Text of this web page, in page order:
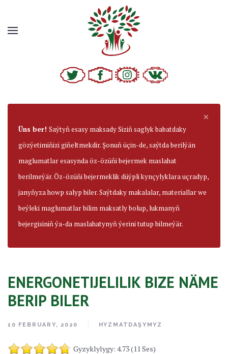
×
Üns ber! Saýtyň esasy maksady Siziň saglyk babatdaky
gözýetimiňizi giňeltmekdir. Şonuň üçin-de, saýtda berilýän
maglumatlar esasynda öz-özüňi bejermek maslahat
berilmeýär. Öz-özüňi bejermeklik düýpli kynçylyklara uçradyp,
janyňyza howp salyp biler. Saýtdaky makalalar, materiallar we
beýleki maglumatlar bilim maksatly bolup, lukmanyň
bejergisiniň ýa-da maslahatynyň ýerini tutup bilmeýär.
ENERGONETIJELILIK BIZE NÄME
BERIP BILER
10 FEBRUARY, 2020 HYZMATDAŞYMYZ
Gyzyklylygy: 4.73 (11 Ses)